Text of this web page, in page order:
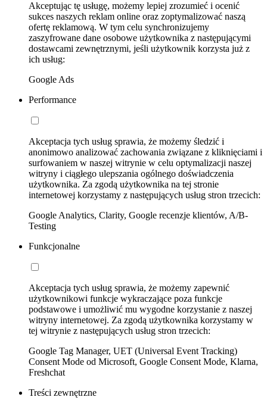
Akceptując tę usługę, możemy lepiej zrozumieć i ocenić
sukces naszych reklam online oraz zoptymalizować naszą
ofertę reklamową. W tym celu synchronizujemy
zaszyfrowane dane osobowe użytkownika z następującymi
dostawcami zewnętrznymi, jeśli użytkownik korzysta już z
ich usług:
Google Ads
Performance
Akceptacja tych usług sprawia, że możemy śledzić i
anonimowo analizować zachowania związane z kliknięciami i
surfowaniem w naszej witrynie w celu optymalizacji naszej
witryny i ciągłego ulepszania ogólnego doświadczenia
użytkownika. Za zgodą użytkownika na tej stronie
internetowej korzystamy z następujących usług stron trzecich:
Google Analytics, Clarity, Google recenzje klientów, A/B-
Testing
Funkcjonalne
Akceptacja tych usług sprawia, że możemy zapewnić
użytkownikowi funkcje wykraczające poza funkcje
podstawowe i umożliwić mu wygodne korzystanie z naszej
witryny internetowej. Za zgodą użytkownika korzystamy w
tej witrynie z następujących usług stron trzecich:
Google Tag Manager, UET (Universal Event Tracking)
Consent Mode od Microsoft, Google Consent Mode, Klarna,
Freshchat
Treści zewnętrzne